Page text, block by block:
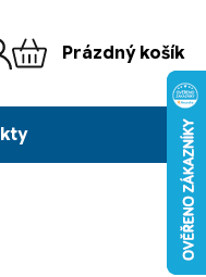
Prázdný košík